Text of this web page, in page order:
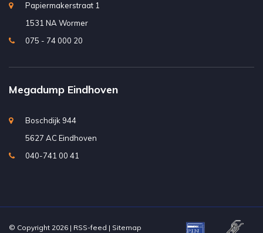
Papiermakerstraat 1
1531 NA Wormer
075 - 74 000 20
Megadump Eindhoven
Boschdijk 944
5627 AC Eindhoven
040-741 00 41
© Copyright 2026 | RSS-feed | Sitemap